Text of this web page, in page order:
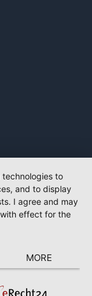
to
and to display
I agree and may
effect for the
MORE